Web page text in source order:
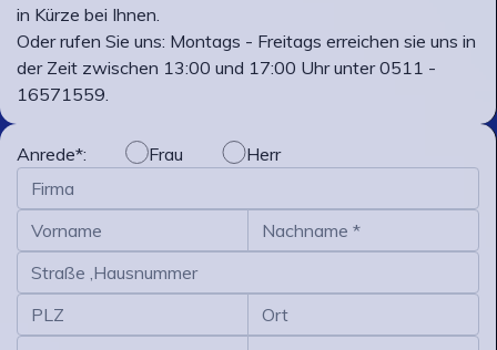
in Kürze bei Ihnen.
Oder rufen Sie uns: Montags - Freitags erreichen sie uns in
der Zeit zwischen 13:00 und 17:00 Uhr unter 0511 -
16571559.
Anrede*: Frau Herr